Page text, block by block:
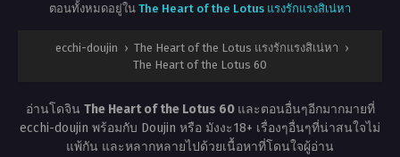
ตอนทั้งหมดอยู่ใน The Heart of the Lotus แรงรักแรงสิเน่หา
ecchi-doujin › The Heart of the Lotus แรงรักแรงสิเน่หา ›
The Heart of the Lotus 60
อ่านโดจิน The Heart of the Lotus 60 และตอนอื่นๆอีกมากมายที่
ecchi-doujin พร้อมกับ Doujin หรือ มังงะ18+ เรื่องๆอื่นๆที่น่าสนใจไม่
แพ้กัน และหลากหลายไปด้วยเนื้อหาที่โดนใจผู้อ่าน